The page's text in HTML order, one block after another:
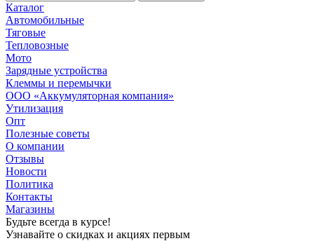
Каталог
Автомобильные
Тяговые
Тепловозные
Мото
Зарядные устройства
Клеммы и перемычки
ООО «Аккумуляторная компания»
Утилизация
Опт
Полезные советы
О компании
Отзывы
Новости
Политика
Контакты
Магазины
Будьте всегда в курсе!
Узнавайте о скидках и акциях первым